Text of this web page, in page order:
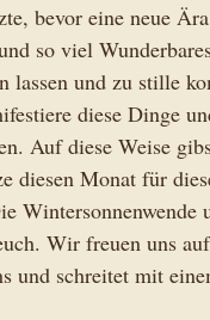
bevor eine neue
so viel
lassen und zu stille
diese Dinge
Auf diese Weise
diesen Monat für
Wintersonnenwende
Wir freuen uns
und schreitet mit